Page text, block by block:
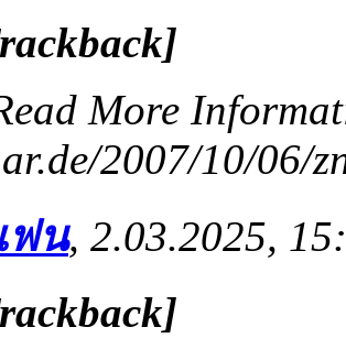
More
2007/10/06/
ฟน, 2.03.2025,